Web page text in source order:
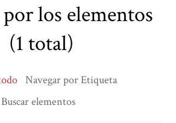
los elementos
(1 total)
Navegar por Etiqueta
Buscar elementos